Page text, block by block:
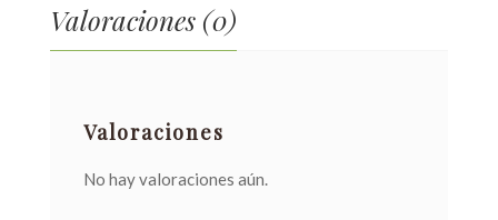
Valoraciones (0)
Valoraciones
No hay valoraciones aún.